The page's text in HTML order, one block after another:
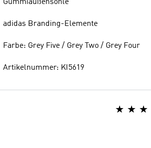
Gummiaußensohle
adidas Branding-Elemente
Farbe: Grey Five / Grey Two / Grey Four
Artikelnummer: KI5619